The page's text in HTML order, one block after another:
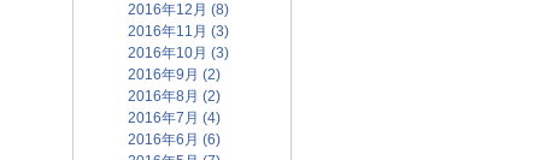
2016年12月 (8)
2016年11月 (3)
2016年10月 (3)
2016年9月 (2)
2016年8月 (2)
2016年7月 (4)
2016年6月 (6)